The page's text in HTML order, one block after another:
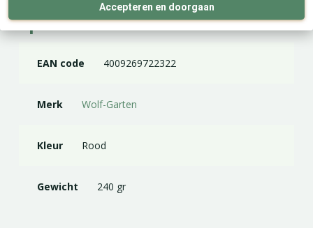
Accepteren en doorgaan
Specificaties
EAN code 4009269722322
Merk Wolf-Garten
Kleur Rood
Gewicht 240 gr